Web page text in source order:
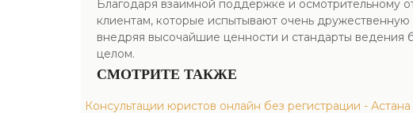
Благодаря взаимной поддержке и осмотрительному
клиентам, которые испытывают очень
внедряя высочайшие ценности и стандарты ведения
целом.
СМОТРИТЕ ТАКЖЕ
Консультации юристов онлайн без регистрации -